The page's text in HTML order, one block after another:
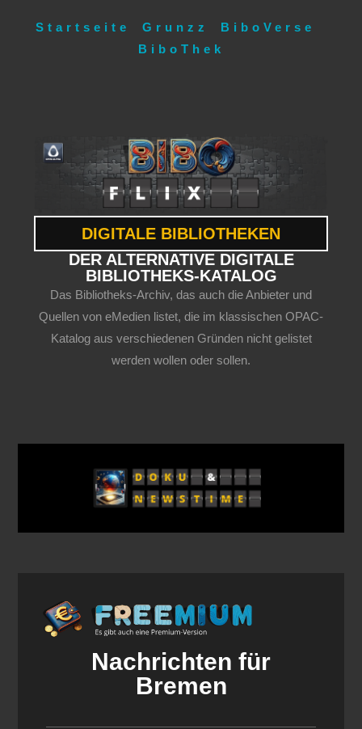
Startseite Grunzz
BiboVerse
BiboThek
DIGITALE BIBLIOTHEKEN
DER ALTERNATIVE DIGITALE
BIBLIOTHEKS-KATALOG
Das Bibliotheks-Archiv, das auch die Anbieter und
Quellen von eMedien listet, die im klassischen OPAC-
Katalog aus verschiedenen Gründen nicht gelistet
werden wollen oder sollen.
Nachrichten für
Bremen